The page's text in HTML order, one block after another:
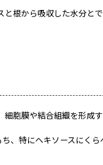
根から吸収した水分と
胞膜や結合組織を形成
、特にヘキソースにく